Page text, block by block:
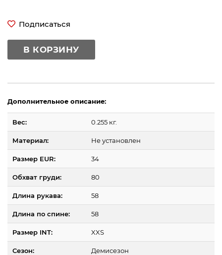
Подписаться
В КОРЗИНУ
Дополнительное описание:
Вес: 0.255 кг.
Материал: Не установлен
Размер EUR: 34
Обхват груди: 80
Длина рукава: 58
Длина по спине: 58
Размер INT: XXS
Сезон: Демисезон